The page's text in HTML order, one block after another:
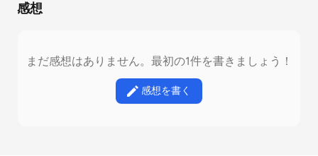
感想
まだ感想はありません。最初の1件を書きましょう！
感想を書く